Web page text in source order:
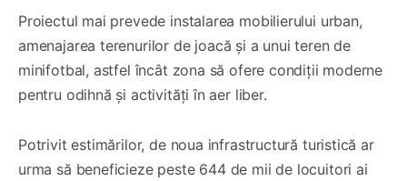
Proiectul mai prevede instalarea mobilierului urban,
amenajarea terenurilor de joacă și a unui teren de
minifotbal, astfel încât zona să ofere condiții moderne
pentru odihnă și activități în aer liber.
Potrivit estimărilor, de noua infrastructură turistică ar
urma să beneficieze peste 644 de mii de locuitori ai